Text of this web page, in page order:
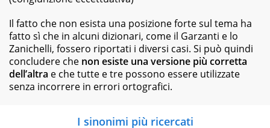
Il fatto che non esista una posizione forte sul tema ha
fatto sì che in alcuni dizionari, come il Garzanti e lo
Zanichelli, fossero riportati i diversi casi. Si può quindi
concludere che non esiste una versione più corretta
dell’altra e che tutte e tre possono essere utilizzate
senza incorrere in errori ortografici.
I sinonimi più ricercati